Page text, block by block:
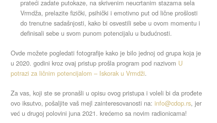
prateći zadate putokaze, na skrivenim neucrtanim stazama sela
Vrmdža, prelazite fizički, psihički i emotivno put od lične prošlosti
do trenutne sadašnjosti, kako bi osvestili sebe u ovom momentu i
definisali sebe u svom punom potencijalu u budućnosti.
Ovde možete pogledati fotografije kako je bilo jednoj od grupa koja je
u 2020. godini kroz ovaj pristup prošla program pod nazivom U
potrazi za ličnim potencijalom – Iskorak u Vrmdži.
Za vas, koji ste se pronašli u opisu ovog pristupa i voleli bi da prođete
ovo iksutvo, pošaljite vaš mejl zainteresovanosti na: info@cdop.rs, jer
već u drugoj polovini juna 2021. krećemo sa novim radionicama!